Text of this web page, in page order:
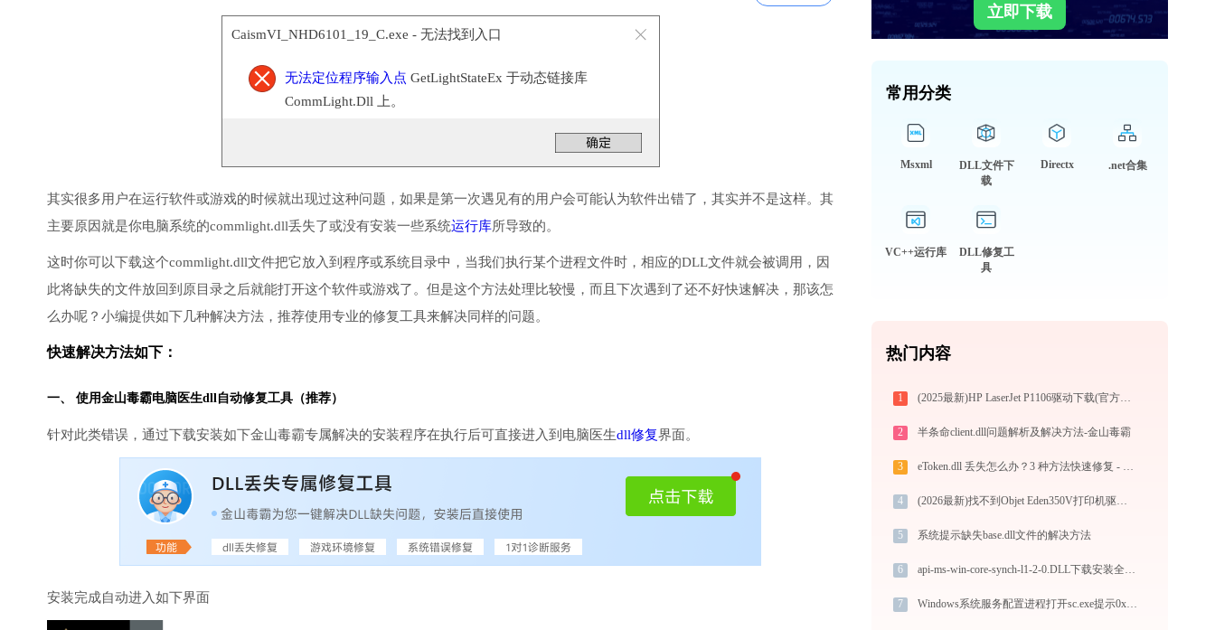
CaismVI_NHD6101_19_C.exe - 无法找到入口
无法定位程序输入点 GetLightStateEx 于动态链接库
CommLight.Dll 上。
其实很多用户在运行软件或游戏的时候就出现过这种问题，如果是第一次遇见有的用户会可能认为软件出错了，其实并不是这样。其
主要原因就是你电脑系统的commlight.dll丢失了或没有安装一些系统运行库所导致的。
这时你可以下载这个commlight.dll文件把它放入到程序或系统目录中，当我们执行某个进程文件时，相应的DLL文件就会被调用，因
此将缺失的文件放回到原目录之后就能打开这个软件或游戏了。但是这个方法处理比较慢，而且下次遇到了还不好快速解决，那该怎
么办呢？小编提供如下几种解决方法，推荐使用专业的修复工具来解决同样的问题。
快速解决方法如下：
一、 使用金山毒霸电脑医生dll自动修复工具（推荐）
针对此类错误，通过下载安装如下金山毒霸专属解决的安装程序在执行后可直接进入到电脑医生dll修复界面。
安装完成自动进入如下界面
立即下载
常用分类
Msxml
DLL文件下
载
Directx .net合集
VC++运行库
DLL修复工
具
热门内容
1 (2025最新)HP LaserJet P1106驱动下载(官方Win10/Win11)
2 半条命client.dll问题解析及解决方法-金山毒霸
3 eToken.dll 丢失怎么办？3 种方法快速修复 - 专家教程
4 (2026最新)找不到Objet Eden350V打印机驱动？这篇全面下载安装指南帮到你
5 系统提示缺失base.dll文件的解决方法
6 api-ms-win-core-synch-l1-2-0.DLL下载安装全攻略 - 官方免费32/64位系统修复指南
7 Windows系统服务配置进程打开sc.exe提示0xc0000017错误码怎么办